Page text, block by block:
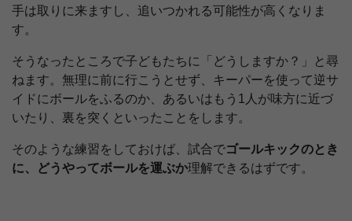
手は取りに来ますし、追いつかれる可能性が高くなりま
す。
そうなったところで子どもたちに「どうしますか？」と尋
ねます。無理に前に行こうとせず、キーパーを使って逆サ
イドにボールをふるのか、あるいはもう1人が味方に近づ
いたり、裏を突くといったことをします。
そのような練習をしておけば、試合でゴールキックのとき
に、どうやってボールを運ぶか理解できるはずです。